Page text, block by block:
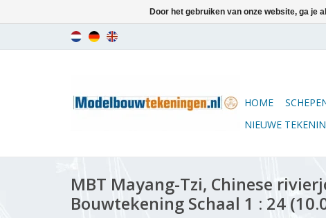
HOME
NIEUWE
MBT Mayang-Tzi, Chinese
Bouwtekening Schaal 1 : 24
Door het gebruiken van onze website, ga je